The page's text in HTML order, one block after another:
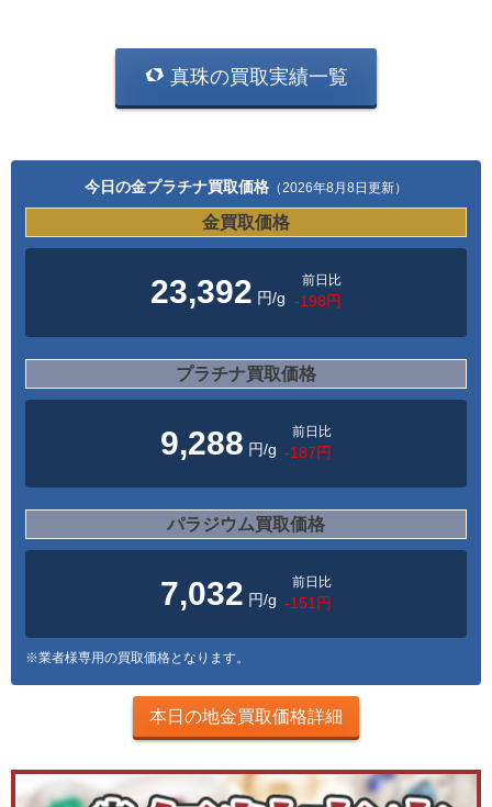
真珠の買取実績一覧
今日の金プラチナ買取価格 （2026年8月8日更新）
金買取価格
23,392 円/g
前日比
-198円
プラチナ買取価格
9,288 円/g
前日比
-187円
パラジウム買取価格
7,032 円/g
前日比
-151円
※業者様専用の買取価格となります。
本日の地金買取価格詳細